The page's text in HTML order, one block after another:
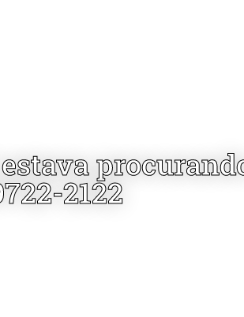
2122